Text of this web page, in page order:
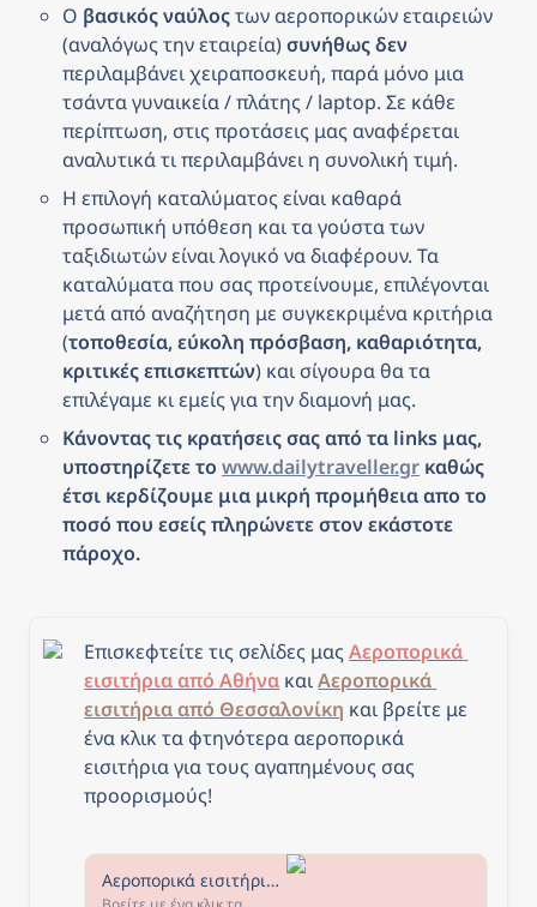
Ο βασικός ναύλος των αεροπορικών εταιρειών
(αναλόγως την εταιρεία) συνήθως δεν
περιλαμβάνει χειραποσκευή, παρά μόνο μια
τσάντα γυναικεία / πλάτης / laptop. Σε κάθε
περίπτωση, στις προτάσεις μας αναφέρεται
αναλυτικά τι περιλαμβάνει η συνολική τιμή.
Η επιλογή καταλύματος είναι καθαρά
προσωπική υπόθεση και τα γούστα των
ταξιδιωτών είναι λογικό να διαφέρουν. Τα
καταλύματα που σας προτείνουμε, επιλέγονται
μετά από αναζήτηση με συγκεκριμένα κριτήρια
(τοποθεσία, εύκολη πρόσβαση, καθαριότητα,
κριτικές επισκεπτών) και σίγουρα θα τα
επιλέγαμε κι εμείς για την διαμονή μας.
Κάνοντας τις κρατήσεις σας από τα links μας,
υποστηρίζετε το www.dailytraveller.gr καθώς
έτσι κερδίζουμε μια μικρή προμήθεια απο το
ποσό που εσείς πληρώνετε στον εκάστοτε
πάροχο.
Επισκεφτείτε τις σελίδες μας Αεροπορικά
εισιτήρια από Αθήνα και Αεροπορικά
εισιτήρια από Θεσσαλονίκη και βρείτε με
ένα κλικ τα φτηνότερα αεροπορικά
εισιτήρια για τους αγαπημένους σας
προορισμούς!
Αεροπορικά εισιτήρια από Αθήνα - The Daily Traveller